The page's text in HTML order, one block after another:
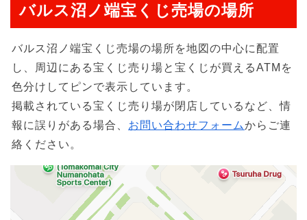
バルス沼ノ端宝くじ売場の場所
バルス沼ノ端宝くじ売場の場所を地図の中心に配置
し、周辺にある宝くじ売り場と宝くじが買えるATMを
色分けしてピンで表示しています。
掲載されている宝くじ売り場が閉店しているなど、情
報に誤りがある場合、 お問い合わせフォームからご連
絡ください。